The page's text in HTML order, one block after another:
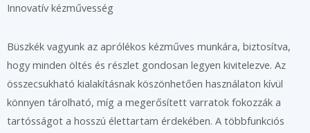
Innovatív kézművesség
Büszkék vagyunk az aprólékos kézműves munkára, biztosítva,
hogy minden öltés és részlet gondosan legyen kivitelezve. Az
összecsukható kialakításnak köszönhetően használaton kívül
könnyen tárolható, míg a megerősített varratok fokozzák a
tartósságot a hosszú élettartam érdekében. A többfunkciós